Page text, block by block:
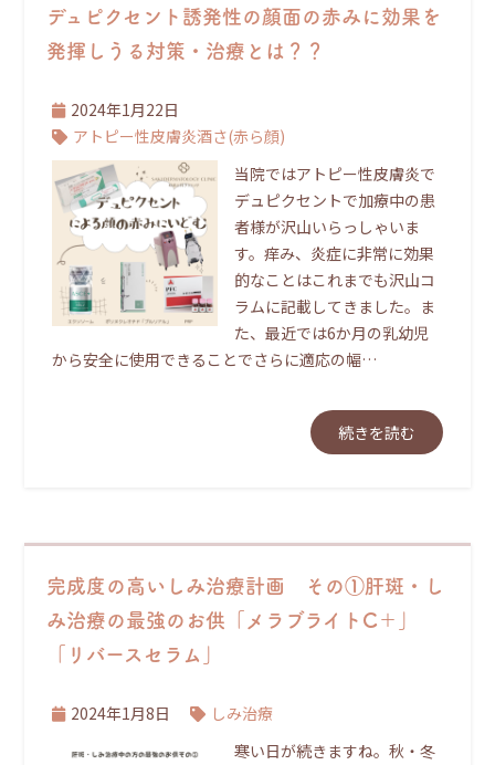
デュピクセント誘発性の顔面の赤みに効果を
発揮しうる対策・治療とは？？
2024年1月22日
アトピー性皮膚炎酒さ(赤ら顔)
当院ではアトピー性皮膚炎で
デュピクセントで加療中の患
者様が沢山いらっしゃいま
す。痒み、炎症に非常に効果
的なことはこれまでも沢山コ
ラムに記載してきました。ま
た、最近では6か月の乳幼児
から安全に使用できることでさらに適応の幅…
続きを読む
完成度の高いしみ治療計画 その①肝斑・し
み治療の最強のお供「メラブライトC＋」
「リバースセラム」
2024年1月8日
しみ治療
寒い日が続きますね。秋・冬